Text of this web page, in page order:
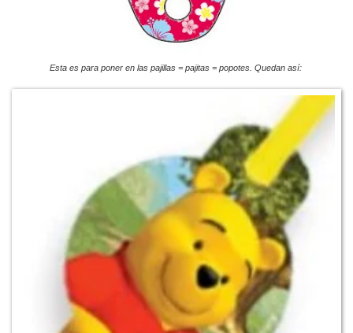
Esta es para poner en las pajillas = pajitas = popotes. Quedan así: